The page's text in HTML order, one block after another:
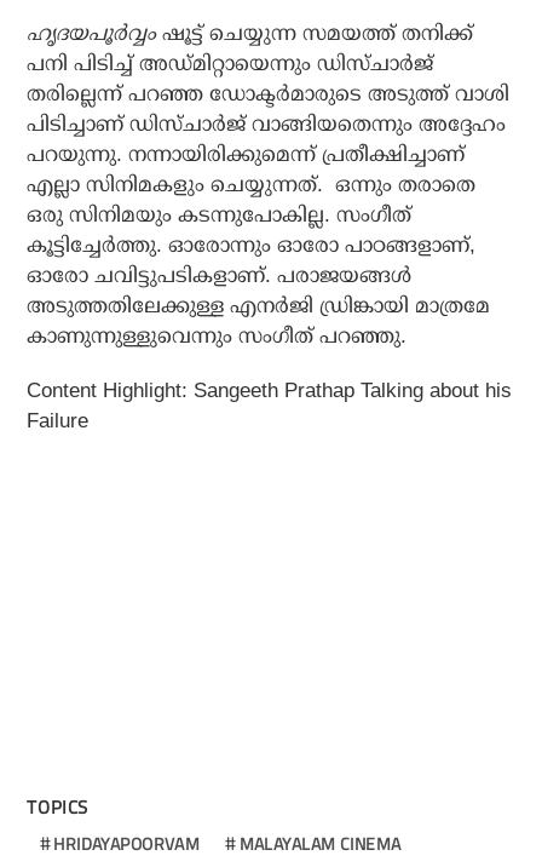
ഹൃദയപൂർവ്വംഷൂട്ട് ചെയ്യുന്ന സമയത്ത് തനിക്ക്
പനി പിടിച്ച് അഡ്മിറ്റായെന്നും ഡിസ്ചാർജ്
തരില്ലെന്ന് പറഞ്ഞ ഡോക്ടർമാരുടെ അടുത്ത് വാശി
പിടിച്ചാണ് ഡിസ്ചാർജ് വാങ്ങിയതെന്നും അദ്ദേഹം
പറയുന്നു. നന്നായിരിക്കുമെന്ന് പ്രതീക്ഷിച്ചാണ്
എല്ലാ സിനിമകളും ചെയ്യുന്നത്. ഒന്നും തരാതെ
ഒരു സിനിമയും കടന്നുപോകില്ല. സംഗീത്
കൂട്ടിച്ചേർത്തു. ഓരോന്നും ഓരോ പാഠങ്ങളാണ്,
ഓരോ ചവിട്ടുപടികളാണ്. പരാജയങ്ങൾ
അടുത്തതിലേക്കുള്ള എനർജി ഡ്രിങ്കായി മാത്രമേ
കാണുന്നുള്ളുവെന്നും സംഗീത് പറഞ്ഞു.
Content Highlight: Sangeeth Prathap Talking about his
Failure
TOPICS
HRIDAYAPOORVAM
MALAYALAM CINEMA